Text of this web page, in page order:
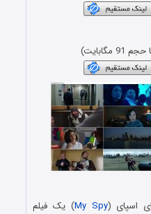
اسپای (My Spy) یک فیلم